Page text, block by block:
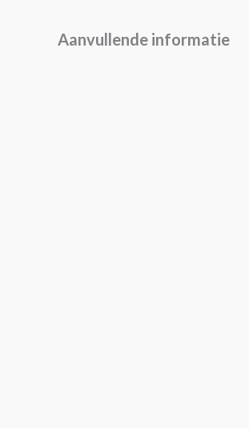
Aanvullende informatie